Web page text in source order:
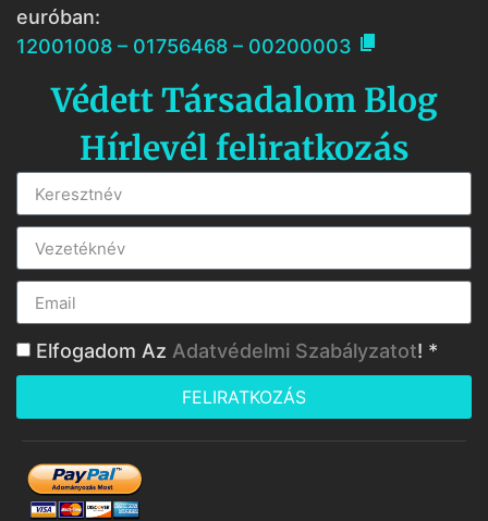
euróban:
12001008 – 01756468 – 00200003 
Védett Társadalom Blog
Hírlevél feliratkozás
Elfogadom Az Adatvédelmi Szabályzatot! *
FELIRATKOZÁS